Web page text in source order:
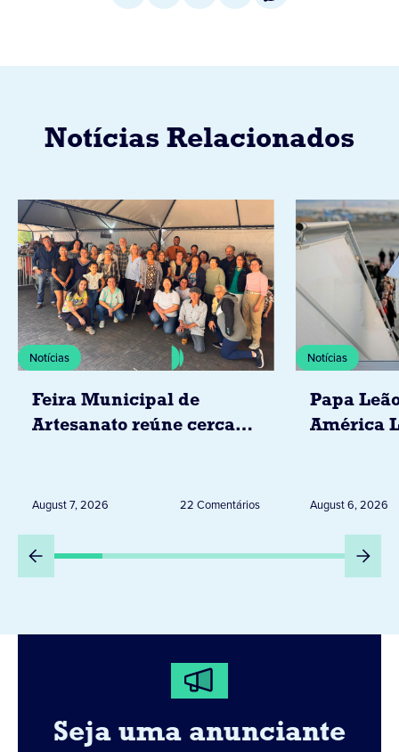
Notícias Relacionados
Notícias
Feira Municipal de
Artesanato reúne cerca
August 7, 2026 22 Comentários
Notícias
Papa
América
Peru
August 6, 2026
Seja uma anunciante